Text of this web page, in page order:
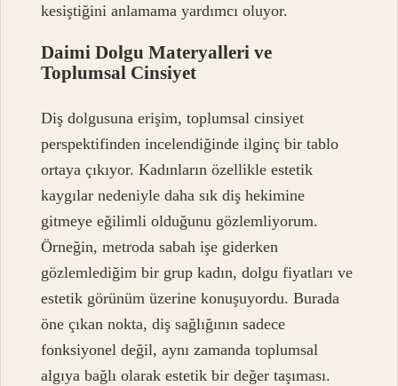
kesiştiğini anlamama yardımcı oluyor.
Daimi Dolgu Materyalleri ve
Toplumsal Cinsiyet
Diş dolgusuna erişim, toplumsal cinsiyet
perspektifinden incelendiğinde ilginç bir tablo
ortaya çıkıyor. Kadınların özellikle estetik
kaygılar nedeniyle daha sık diş hekimine
gitmeye eğilimli olduğunu gözlemliyorum.
Örneğin, metroda sabah işe giderken
gözlemlediğim bir grup kadın, dolgu fiyatları ve
estetik görünüm üzerine konuşuyordu. Burada
öne çıkan nokta, diş sağlığının sadece
fonksiyonel değil, aynı zamanda toplumsal
algıya bağlı olarak estetik bir değer taşıması.